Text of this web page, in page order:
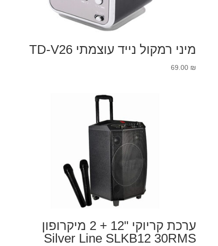
מיני רמקול נייד עוצמתי TD-V26
69.00 ₪
ערכת קריוקי "12 + 2 מיקרופון
Silver Line SLKB12 30RMS